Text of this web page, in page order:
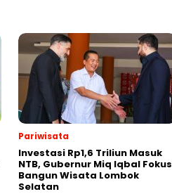
Pariwisata
Investasi Rp1,6 Triliun Masuk
NTB, Gubernur Miq Iqbal Fokus
Bangun Wisata Lombok
Selatan